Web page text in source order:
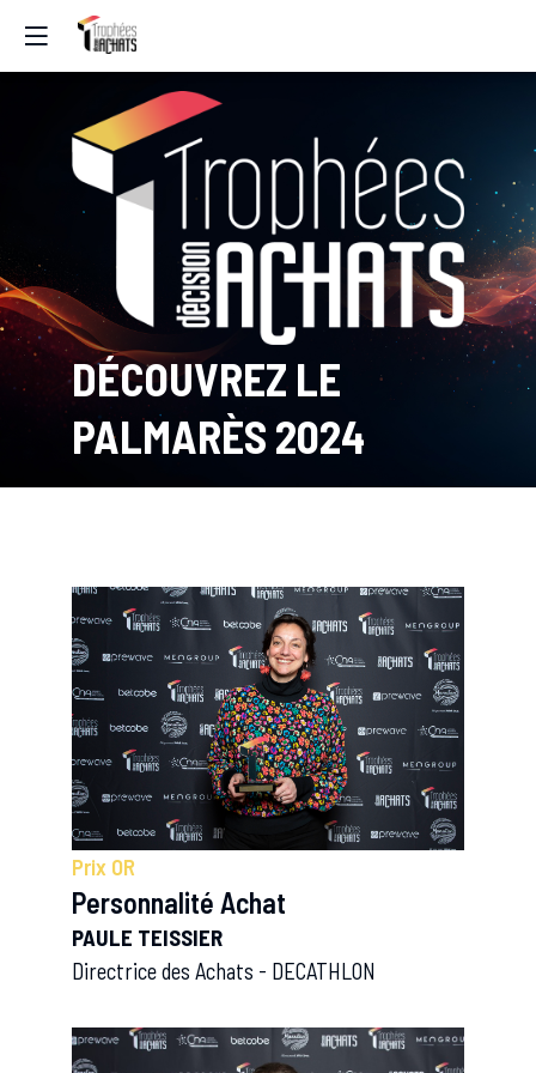
DÉCOUVREZ LE
PALMARÈS 2024
Prix OR
Personnalité Achat
PAULE TEISSIER
Directrice des Achats - DECATHLON